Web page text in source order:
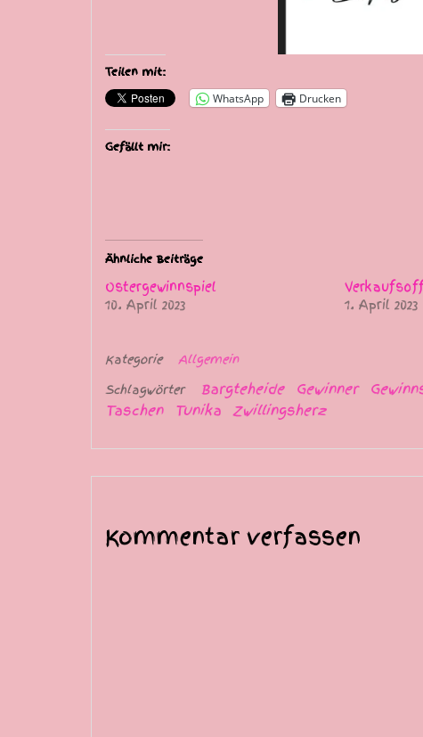
Teilen mit:
WhatsApp Drucken
Gefällt mir:
Ähnliche Beiträge
Ostergewinnspiel
10. April 2023
1. April 2023
Kategorie
Allgemein
Schlagwörter
Bargteheide Gewinner
Taschen
Tunika Zwillingsherz
Kommentar verfassen